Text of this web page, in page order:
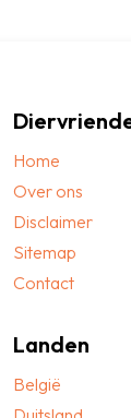
Home
Over ons
Disclaimer
Sitemap
Contact
Landen
België